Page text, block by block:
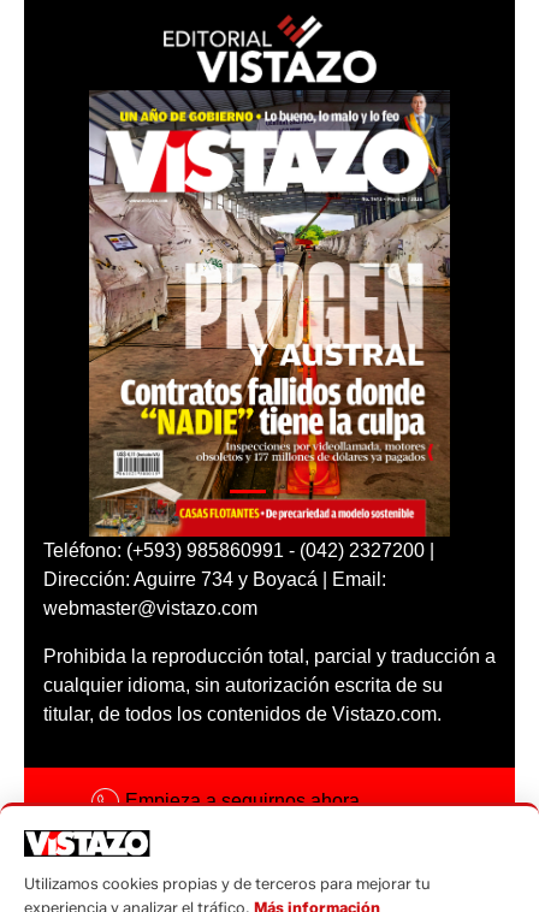
Teléfono: (+593) 985860991 - (042) 2327200 |
Dirección: Aguirre 734 y Boyacá | Email:
webmaster@vistazo.com
Prohibida la reproducción total, parcial y traducción a
cualquier idioma, sin autorización escrita de su
titular, de todos los contenidos de Vistazo.com.
Empieza a seguirnos ahora
Código ética
Utilizamos cookies propias y de terceros para mejorar tu
experiencia y analizar el tráfico. Más información